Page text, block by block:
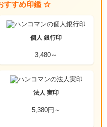
すすめ印鑑 ☆
個人 銀行印
3,480～
法人 実印
5,380円～